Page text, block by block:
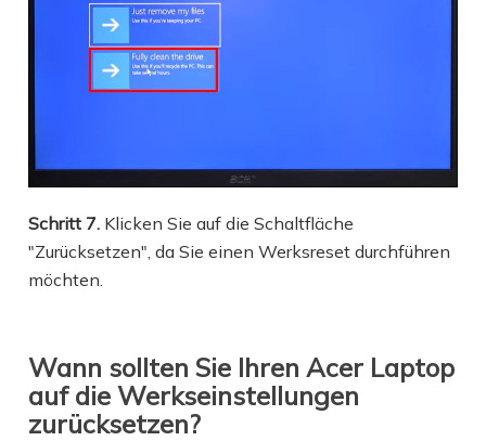
Schritt 7. Klicken Sie auf die Schaltfläche
"Zurücksetzen", da Sie einen Werksreset durchführen
möchten.
Wann sollten Sie Ihren Acer Laptop
auf die Werkseinstellungen
zurücksetzen?